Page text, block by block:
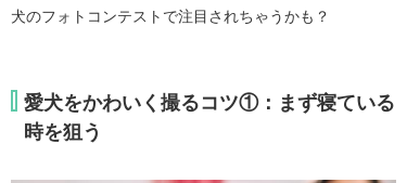
犬のフォトコンテストで注目されちゃうかも？
愛犬をかわいく撮るコツ①：まず寝ている
時を狙う